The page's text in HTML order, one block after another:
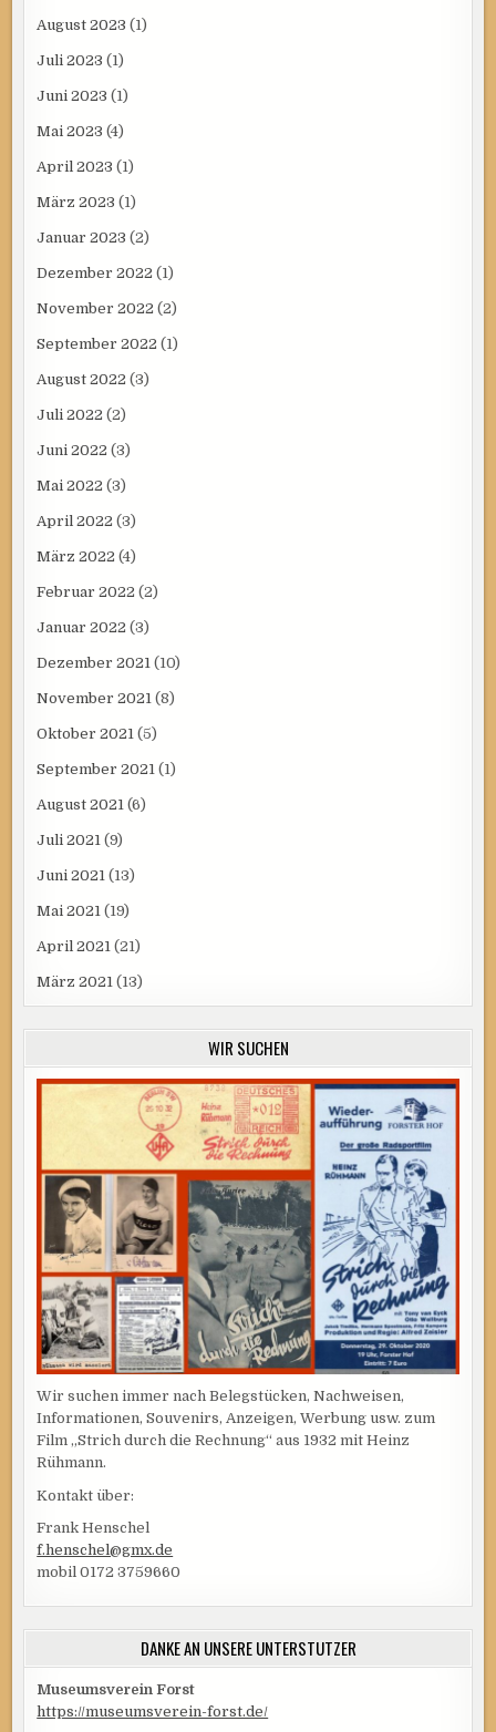
August 2023 (1)
Juli 2023 (1)
Juni 2023 (1)
Mai 2023 (4)
April 2023 (1)
März 2023 (1)
Januar 2023 (2)
Dezember 2022 (1)
November 2022 (2)
September 2022 (1)
August 2022 (3)
Juli 2022 (2)
Juni 2022 (3)
Mai 2022 (3)
April 2022 (3)
März 2022 (4)
Februar 2022 (2)
Januar 2022 (3)
Dezember 2021 (10)
November 2021 (8)
Oktober 2021 (5)
September 2021 (1)
August 2021 (6)
Juli 2021 (9)
Juni 2021 (13)
Mai 2021 (19)
April 2021 (21)
März 2021 (13)
WIR SUCHEN
Wir suchen immer nach Belegstücken, Nachweisen,
Informationen, Souvenirs, Anzeigen, Werbung usw. zum
Film „Strich durch die Rechnung“ aus 1932 mit Heinz
Rühmann.
Kontakt über:
Frank Henschel
f.henschel@gmx.de
mobil 0172 3759660
DANKE AN UNSERE UNTERSTÜTZER
Museumsverein Forst
https://museumsverein-forst.de/